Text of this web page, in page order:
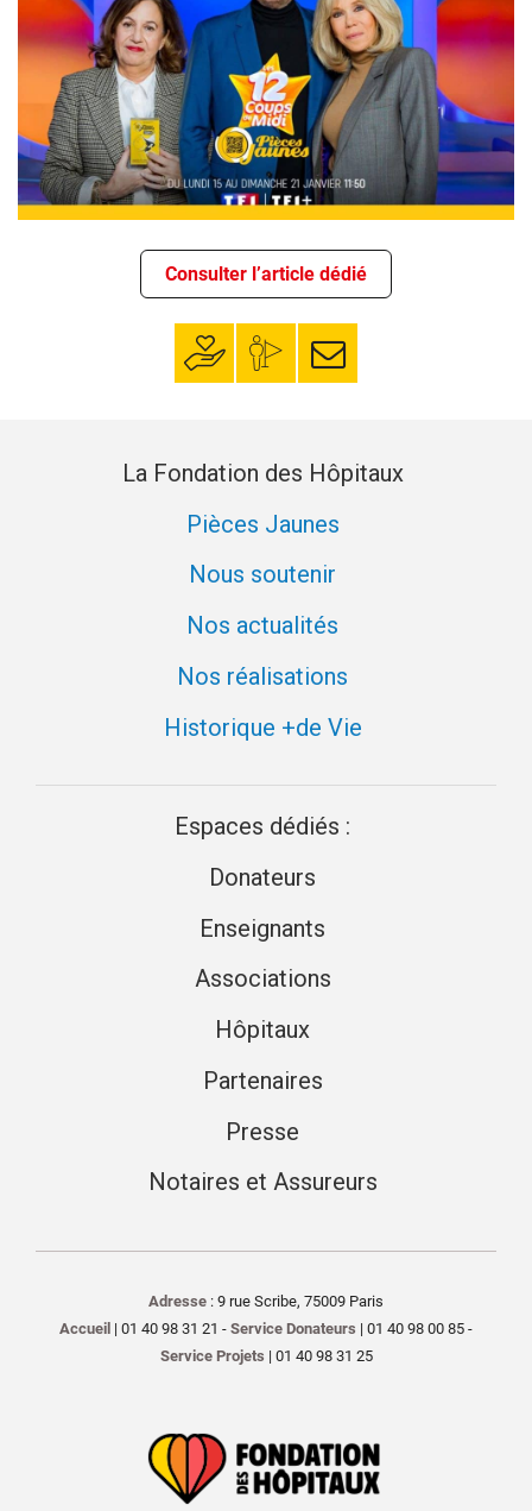
Consulter l’article dédié
Faire un donMon espace
donateur
S’inscrire à la
newsletter
La Fondation des Hôpitaux
Pièces Jaunes
Nous soutenir
Nos actualités
Nos réalisations
Historique +de Vie
Espaces dédiés :
Donateurs
Enseignants
Associations
Hôpitaux
Partenaires
Presse
Notaires et Assureurs
Adresse : 9 rue Scribe, 75009 Paris
Accueil | 01 40 98 31 21 - Service Donateurs | 01 40 98 00 85 -
Service Projets | 01 40 98 31 25